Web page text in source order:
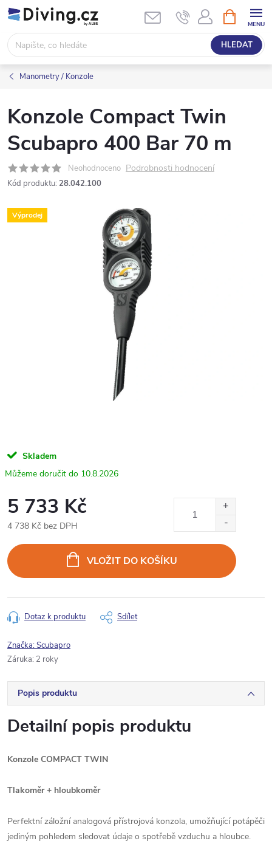
Přejít
na
obsah
HLEDAT
NÁKUPNÍ
KOŠÍK
Manometry / Konzole
Konzole Compact Twin
Scubapro 400 Bar 70 m
Neohodnoceno Podrobnosti hodnocení
Kód produktu: 28.042.100
Výprodej
Skladem
10.8.2026
5 733 Kč
4 738 Kč bez DPH
cena:
VLOŽIT DO KOŠÍKU
Dotaz k produktu Sdílet
Značka:Scubapro
Záruka: 2 roky
Popis produktu
Detailní popis produktu
Konzole COMPACT TWIN
Tlakoměr + hloubkoměr
Perfektní záložní analogová přístrojová konzola, umožňující potápěči
jediným pohledem sledovat údaje o spotřebě vzduchu a hloubce.